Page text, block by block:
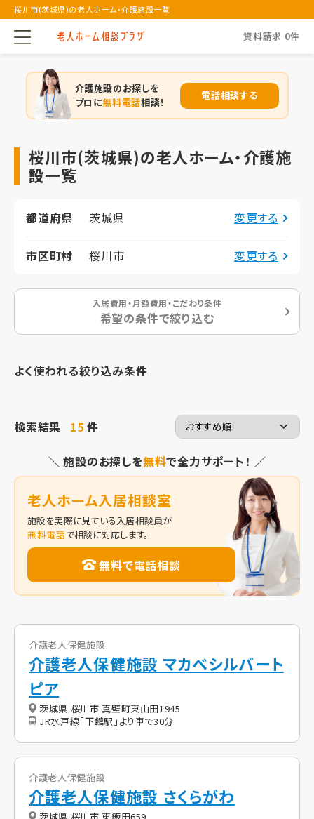
桜川市(茨城県)の老人ホーム・介護施設一覧
資料請求 0件
介護施設のお探しを
プロに無料電話相談！
電話相談する
桜川市(茨城県)の老人ホーム・介護施
設一覧
都道府県 茨城県 変更する
市区町村 桜川市 変更する
入居費用・月額費用・こだわり条件
希望の条件で絞り込む
よく使われる絞り込み条件
検索結果 15件
＼ 施設のお探しを無料で全力サポート！ ／
老人ホーム入居相談室
施設を実際に見ている入居相談員が
無料電話で相談に対応します。
無料で電話相談
介護老人保健施設
介護老人保健施設 マカベシルバート
ピア
茨城県 桜川市 真壁町東山田1945
JR水戸線「下館駅」より車で30分
介護老人保健施設
介護老人保健施設 さくらがわ